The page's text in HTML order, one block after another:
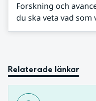
Forskning och
du ska veta vad som
Relaterade länkar